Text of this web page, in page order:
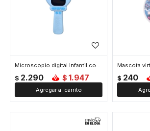
Microscopio digital infantil con pantalla - Celeste
$ 2.290 $ 1.947 $ 240